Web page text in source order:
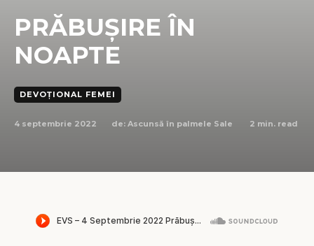
PRĂBUȘIRE ÎN
NOAPTE
DEVOȚIONAL FEMEI
4 septembrie 2022 de: Ascunsă în palmele Sale 2 min. read